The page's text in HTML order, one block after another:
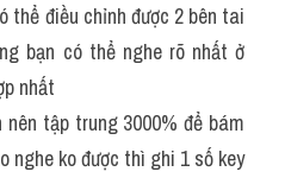
thể điều chỉnh được 2 bên tai
bạn có thể nghe rõ nhất ở
nhất
tập trung 3000% để bám
nghe ko được thì ghi 1 số key